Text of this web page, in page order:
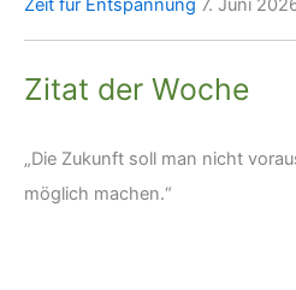
Zeit für Entspannung 7. Juni
Zitat der Woche
„Die Zukunft soll man nicht
möglich machen.“